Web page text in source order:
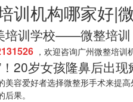
训机构哪家好|
培训学校——微整培训
，欢迎咨询广州微整培
！20岁女孩隆鼻后出
美容爱好者选择微整形手术来提
果。